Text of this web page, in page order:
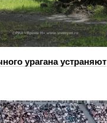
урагана устраняют